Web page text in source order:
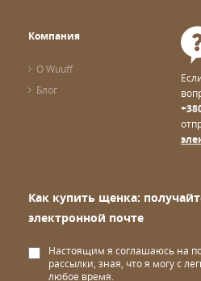
Компания
О Wuuff
Блог
Как купить щенка:
электронной почте
Настоящим я соглашаюсь на
рассылки, зная, что я могу с
любое время.